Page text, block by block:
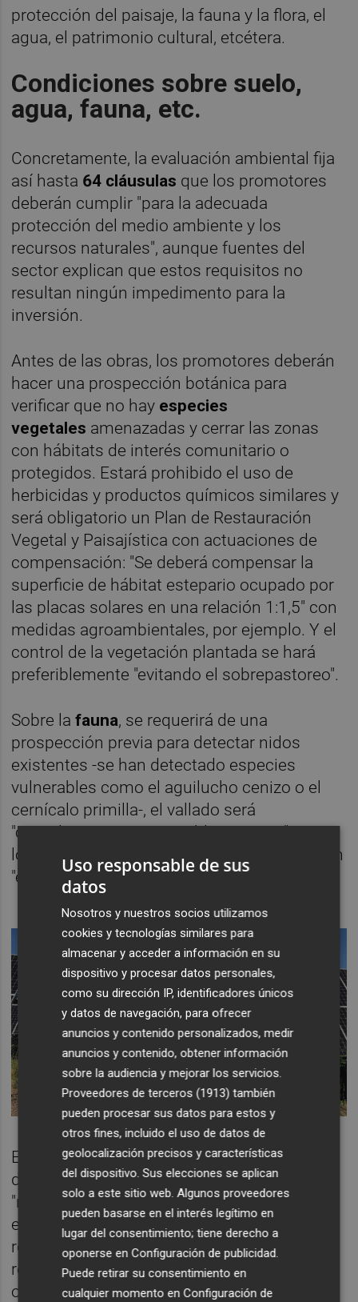
protección del paisaje, la fauna y la flora, el
agua, el patrimonio cultural, etcétera.
Condiciones sobre suelo,
agua, fauna, etc.
Concretamente, la evaluación ambiental fija
así hasta 64 cláusulas que los promotores
deberán cumplir "para la adecuada
protección del medio ambiente y los
recursos naturales", aunque fuentes del
sector explican que estos requisitos no
resultan ningún impedimento para la
inversión.
Antes de las obras, los promotores deberán
hacer una prospección botánica para
verificar que no hay especies
vegetales amenazadas y cerrar las zonas
con hábitats de interés comunitario o
protegidos. Estará prohibido el uso de
herbicidas y productos químicos similares y
será obligatorio un Plan de Restauración
Vegetal y Paisajística con actuaciones de
compensación: "Se deberá compensar la
superficie de hábitat estepario ocupado por
las placas solares en una relación 1:1,5" con
medidas agroambientales, por ejemplo. Y el
control de la vegetación plantada se hará
preferiblemente "evitando el sobrepastoreo".
Sobre lafauna, se requerirá de una
prospección previa para detectar nidos
existentes -se han detectado especies
vulnerables como el aguilucho cenizo o el
cernícalo primilla-, el vallado será
"completamente permeable y seguro" para
los animales y las obras se deberán hacer en
"el período menos sensible para la fauna".
En materia desuelo, por ejemplo, la
declaración de impacto ambiental obliga a
"respetar la orografía natural del terreno sin
efectuar movimientos de tierras" y "evitar la
retirada/eliminación de la capa superficial" y
restringe el tránsito de vehículos a las zonas
ocupadas y los viales, que deberán contar
Uso responsable de sus
datos
Nosotros y nuestros socios utilizamos
cookies y tecnologías similares para
almacenar y acceder a información en su
dispositivo y procesar datos personales,
como su dirección IP, identificadores únicos
y datos de navegación, para ofrecer
anuncios y contenido personalizados, medir
anuncios y contenido, obtener información
sobre la audiencia y mejorar los servicios.
Proveedores de terceros (1913) también
pueden procesar sus datos para estos y
otros fines, incluido el uso de datos de
geolocalización precisos y características
del dispositivo. Sus elecciones se aplican
solo a este sitio web. Algunos proveedores
pueden basarse en el interés legítimo en
lugar del consentimiento; tiene derecho a
oponerse enConfiguración de publicidad.
Puede retirar su consentimiento en
cualquier momento enConfiguración de